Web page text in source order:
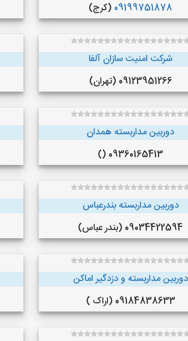
09199751878 (کرج)
شرکت امنیت سازان آلفا
09123951266 (تهران)
دوربین مداربسته همدان
09360165413 ()
دوربین مداربسته بندرعباس
09034422594 (بندر عباس)
دوربین مداربسته و دزدگیر اماکن
09184838633 (اراک )